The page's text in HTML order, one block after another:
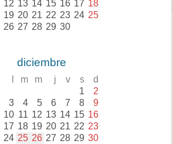
12 13 14 15 16 17 18
19 20 21 22 23 24 25
26 27 28 29 30
diciembre
m m j v s d
1 2
3 4 5 6 7 8 9
10 11 12 13 14 15 16
17 18 19 20 21 22 23
24 25 26 27 28 29 30